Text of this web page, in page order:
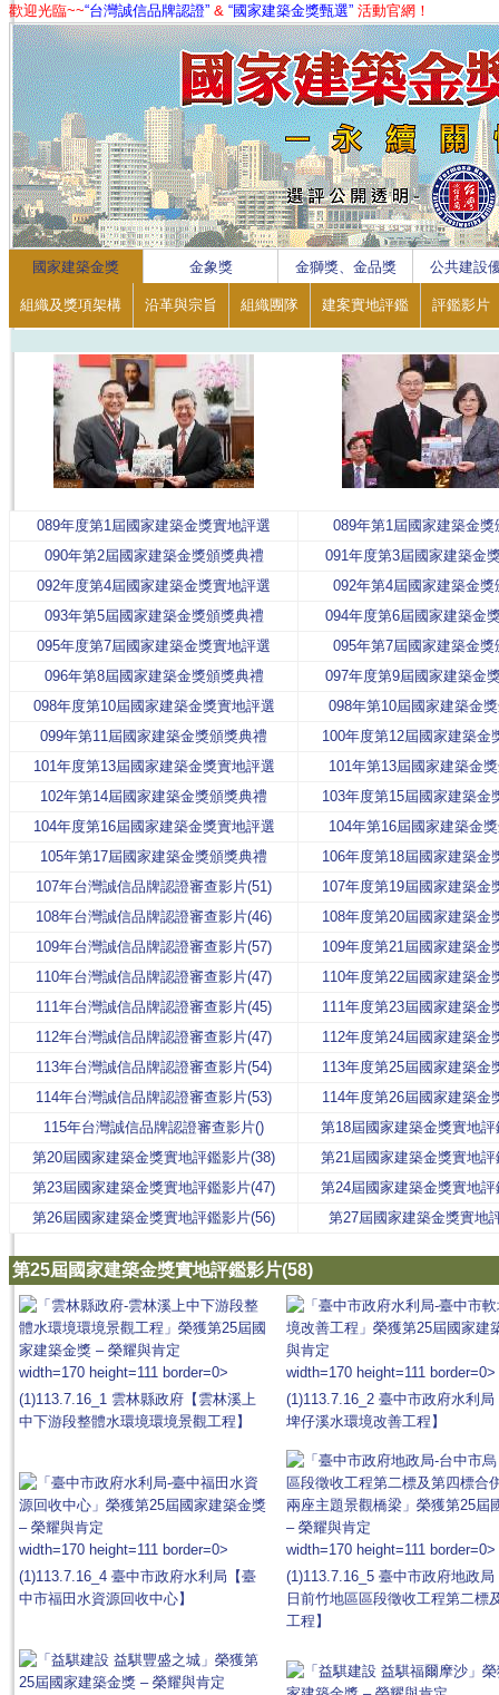
歡迎光臨~~“台灣誠信品牌認證” & “國家建築金獎甄選” 活動官網！
1
2
3
4
國家建築金獎 金象獎 金獅獎、金品獎 公共建設
組織及獎項架構 沿革與宗旨 組織團隊 建案實地評鑑 評鑑影片
089年度第1屆國家建築金獎實地評選
089年第1屆國家建築金獎
090年第2屆國家建築金獎頒獎典禮
091年度第3屆國家建築金
092年度第4屆國家建築金獎實地評選
092年第4屆國家建築金獎
093年第5屆國家建築金獎頒獎典禮
094年度第6屆國家建築金
095年度第7屆國家建築金獎實地評選
095年第7屆國家建築金獎
096年第8屆國家建築金獎頒獎典禮
097年度第9屆國家建築金
098年度第10屆國家建築金獎實地評選
098年第10屆國家建築金
099年第11屆國家建築金獎頒獎典禮
100年度第12屆國家建築金
101年度第13屆國家建築金獎實地評選
101年第13屆國家建築金
102年第14屆國家建築金獎頒獎典禮
103年度第15屆國家建築金
104年度第16屆國家建築金獎實地評選
104年第16屆國家建築金
105年第17屆國家建築金獎頒獎典禮
106年度第18屆國家建築金
107年台灣誠信品牌認證審查影片(51)
107年度第19屆國家建築金
108年台灣誠信品牌認證審查影片(46)
108年度第20屆國家建築金
109年台灣誠信品牌認證審查影片(57)
109年度第21屆國家建築金
110年台灣誠信品牌認證審查影片(47)
110年度第22屆國家建築金
111年台灣誠信品牌認證審查影片(45)
111年度第23屆國家建築金
112年台灣誠信品牌認證審查影片(47)
112年度第24屆國家建築金
113年台灣誠信品牌認證審查影片(54)
113年度第25屆國家建築金
114年台灣誠信品牌認證審查影片(53)
114年度第26屆國家建築金
115年台灣誠信品牌認證審查影片()
第18屆國家建築金獎實地評
第20屆國家建築金獎實地評鑑影片(38)
第21屆國家建築金獎實地評
第23屆國家建築金獎實地評鑑影片(47)
第24屆國家建築金獎實地評
第26屆國家建築金獎實地評鑑影片(56)
第27屆國家建築金獎實地
第25屆國家建築金獎實地評鑑影片(58)
width=170 height=111 border=0>
(1)113.7.16_1 雲林縣政府【雲林溪上
中下游段整體水環境環境景觀工程】
width=170 height=111 border=0>
(1)113.7.16_2 臺中市政府水利
埤仔溪水環境改善工程】
width=170 height=111 border=0>
(1)113.7.16_4 臺中市政府水利局【臺
中市福田水資源回收中心】
width=170 height=111 border=0>
(1)113.7.16_5 臺中市政府地政
日前竹地區區段徵收工程第二標
工程】